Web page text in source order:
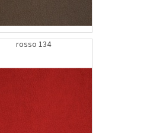
rosso 134